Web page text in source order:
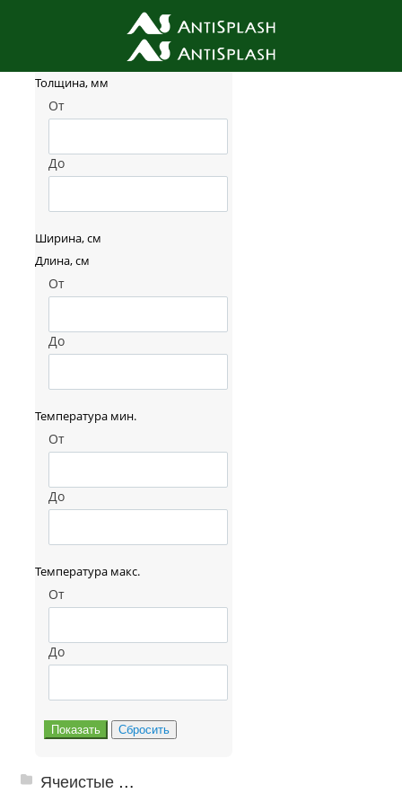
Фильтр товаров
Толщина, мм
От
До
Ширина, см
Длина, см
От
До
Температура мин.
От
До
Температура макс.
От
До
Ячеистые грязезащитные покрытия